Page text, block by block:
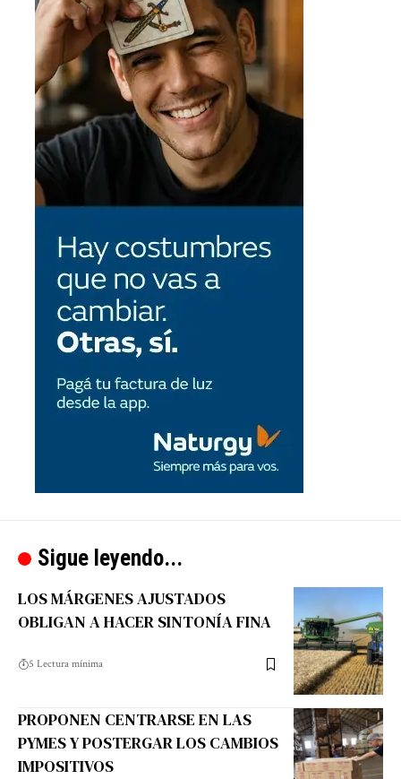
Sigue leyendo...
LOS MÁRGENES AJUSTADOS
OBLIGAN A HACER SINTONÍA FINA
5 Lectura mínima
PROPONEN CENTRARSE EN LAS
PYMES Y POSTERGAR LOS CAMBIOS
IMPOSITIVOS